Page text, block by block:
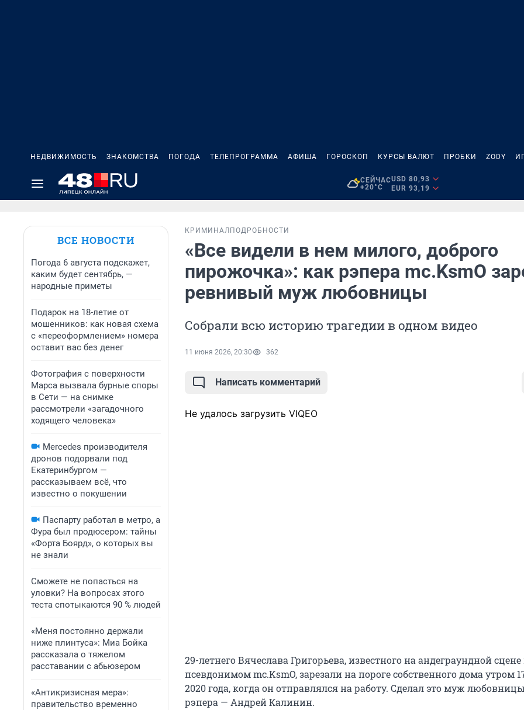
НЕДВИЖИМОСТЬ ЗНАКОМСТВА ПОГОДА ТЕЛЕПРОГРАММА АФИША ГОРОСКОП КУРСЫ ВАЛЮТ ПРОБКИ ZODY
СЕЙЧАС
+20°C
USD 80,93
EUR 93,19
ВСЕ НОВОСТИ
Погода 6 августа подскажет,
каким будет сентябрь, —
народные приметы
Подарок на 18-летие от
мошенников: как новая схема
с «переоформлением» номера
оставит вас без денег
Фотография с поверхности
Марса вызвала бурные споры
в Сети — на снимке
рассмотрели «загадочного
ходящего человека»
Mercedes производителя
дронов подорвали под
Екатеринбургом —
рассказываем всё, что
известно о покушении
Паспарту работал в метро, а
Фура был продюсером: тайны
«Форта Боярд», о которых вы
не знали
Сможете не попасться на
уловки? На вопросах этого
теста спотыкаются 90 % людей
«Меня постоянно держали
ниже плинтуса»: Миа Бойка
рассказала о тяжелом
расставании с абьюзером
«Антикризисная мера»:
правительство временно
КРИМИНАЛ ПОДРОБНОСТИ
«Все видели в нем милого, доброго
пирожочка»: как рэпера mc.KsmO
ревнивый муж любовницы
Собрали всю историю трагедии в одном видео
11 июня 2026, 20:30 362
Написать комментарий
Не удалось загрузить VIQEO
29-летнего Вячеслава Григорьева, известного на андеграундной сцене
псевдонимом mc.KsmO, зарезали на пороге собственного дома утром
2020 года, когда он отправлялся на работу. Сделал это муж
рэпера — Андрей Калинин.